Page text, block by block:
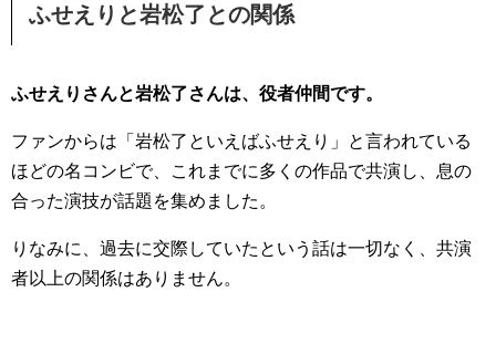
ふせえりと岩松了との関係
ふせえりさんと岩松了さんは、役者仲間です。
ファンからは「岩松了といえばふせえり」と言われている
ほどの名コンビで、これまでに多くの作品で共演し、息の
合った演技が話題を集めました。
りなみに、過去に交際していたという話は一切なく、共演
者以上の関係はありません。